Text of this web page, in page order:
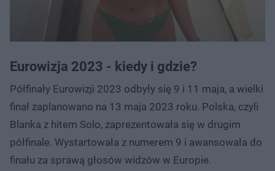
Eurowizja 2023 - kiedy i gdzie?
Półfinały Eurowizji 2023 odbyły się 9 i 11 maja, a wielki
finał zaplanowano na 13 maja 2023 roku. Polska, czyli
Blanka z hitem Solo, zaprezentowała się w drugim
półfinale. Wystartowała z numerem 9 i awansowała do
finału za sprawą głosów widzów w Europie.